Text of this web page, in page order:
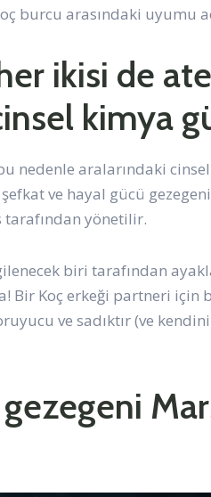
burcu arasındaki uyumu
ikisi de
kimya
nedenle aralarındaki
ve hayal gücü
tarafından yönetilir.
biri tarafından
Bir Koç erkeği partneri
ve sadıktır (ve kendini